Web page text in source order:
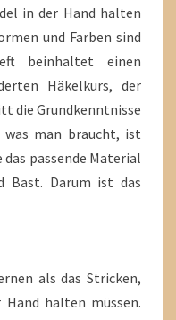
in der Hand halten
und Farben sind
beinhaltet einen
Häkelkurs, der
die Grundkenntnisse
man braucht, ist
passende Material
Bast. Darum ist das
als das Stricken,
halten müssen.